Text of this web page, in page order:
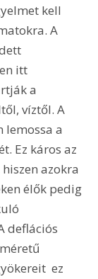
kell
A
itt
a
víztől. A
lemossa a
Ez káros az
azokra
élők pedig
deflációs
 ez